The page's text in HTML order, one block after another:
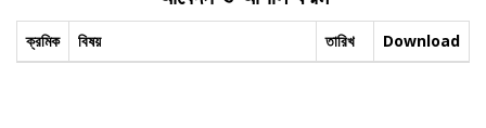
ক্রমিক বিষয় তারিখ Download